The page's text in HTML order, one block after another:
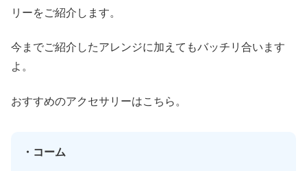
リーをご紹介します。
今までご紹介したアレンジに加えてもバッチリ合います
よ。
おすすめのアクセサリーはこちら。
・コーム